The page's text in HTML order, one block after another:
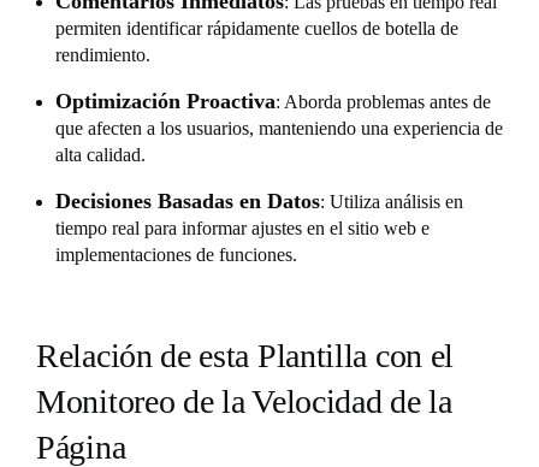
permiten identificar rápidamente cuellos de botella de
rendimiento.
Optimización Proactiva: Aborda problemas antes de
que afecten a los usuarios, manteniendo una experiencia de
alta calidad.
Decisiones Basadas en Datos: Utiliza análisis en
tiempo real para informar ajustes en el sitio web e
implementaciones de funciones.
Relación de esta Plantilla con el
Monitoreo de la Velocidad de la
Página